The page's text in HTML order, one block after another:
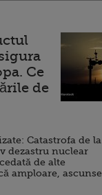
Ce
de
Catastrofa de la
dezastru nuclear
de alte
amploare, ascunse